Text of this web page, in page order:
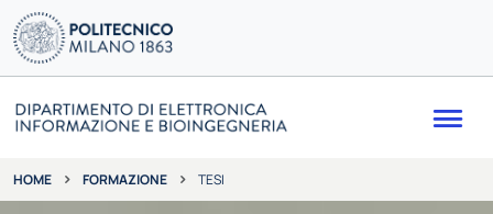
HOME FORMAZIONE TESI